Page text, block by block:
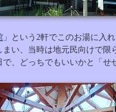
」という2軒でこのお湯に入
い、当時は地元民向けで
、どっちでもいいかと「せ